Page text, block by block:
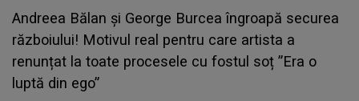
Andreea Bălan și George Burcea îngroapă securea
războiului! Motivul real pentru care artista a
renunțat la toate procesele cu fostul soț ”Era o
luptă din ego”